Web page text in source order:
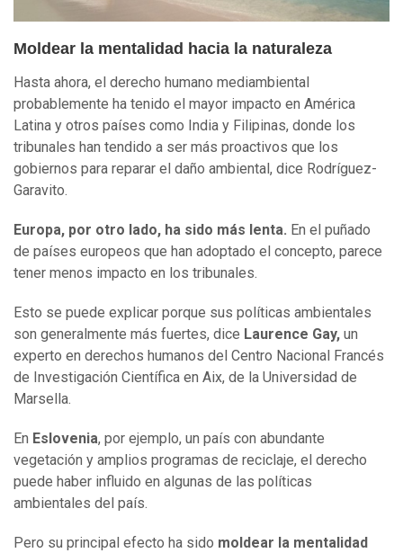
Moldear la mentalidad hacia la naturaleza
Hasta ahora, el derecho humano mediambiental
probablemente ha tenido el mayor impacto en América
Latina y otros países como India y Filipinas, donde los
tribunales han tendido a ser más proactivos que los
gobiernos para reparar el daño ambiental, dice Rodríguez-
Garavito.
Europa, por otro lado, ha sido más lenta. En el puñado
de países europeos que han adoptado el concepto, parece
tener menos impacto en los tribunales.
Esto se puede explicar porque sus políticas ambientales
son generalmente más fuertes, dice Laurence Gay, un
experto en derechos humanos del Centro Nacional Francés
de Investigación Científica en Aix, de la Universidad de
Marsella.
En Eslovenia, por ejemplo, un país con abundante
vegetación y amplios programas de reciclaje, el derecho
puede haber influido en algunas de las políticas
ambientales del país.
Pero su principal efecto ha sido moldear la mentalidad